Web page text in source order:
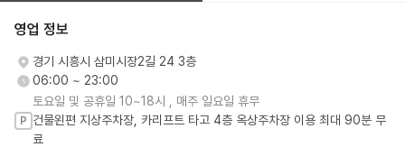
영업 정보
경기 시흥시 삼미시장2길 24 3층
06:00 ~ 23:00
토요일 및 공휴일 10~18시 , 매주 일요일 휴무
P 건물왼편 지상주차장, 카리프트 타고 4층 옥상주차장 이용 최대 90분 무
료